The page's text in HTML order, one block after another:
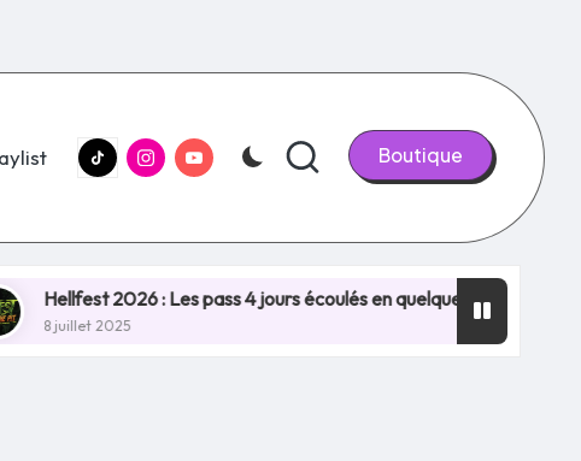
tiktok.comInstagram.com
youtube.com Boutique
pass 4 jours écoulés en quelques minutes, NOUVEAU RECORD !